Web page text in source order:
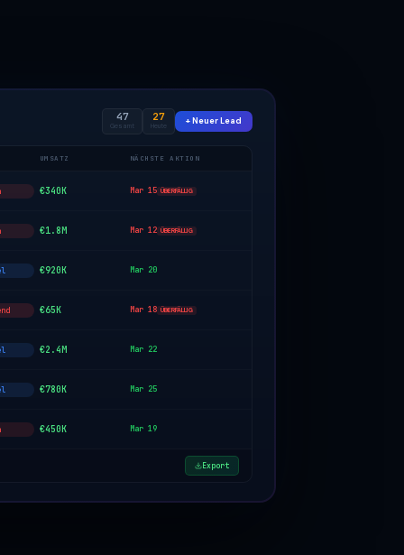
47
Gesamt
27
Heute + Neuer Lead
UMSATZ NÄCHSTE AKTION
€340K Mar 15 ÜBERFÄLLIG
€1.8M Mar 12 ÜBERFÄLLIG
€920K Mar 20
€65K Mar 18 ÜBERFÄLLIG
€2.4M Mar 22
€780K Mar 25
€450K Mar 19
Export